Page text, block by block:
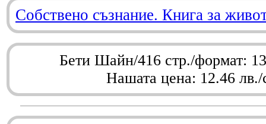
Собствено съзнание. Книга за
Бети Шайн/416 стр./формат:
Нашата цена: 12.46 лв./